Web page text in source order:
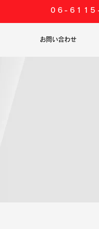
お問い合わせ
06-